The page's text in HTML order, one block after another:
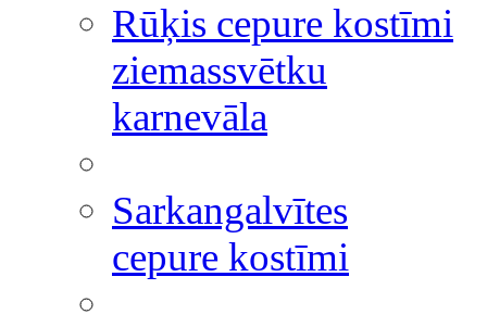
Rūķis cepure kostīmi
ziemassvētku
karnevāla
Sarkangalvītes
cepure kostīmi